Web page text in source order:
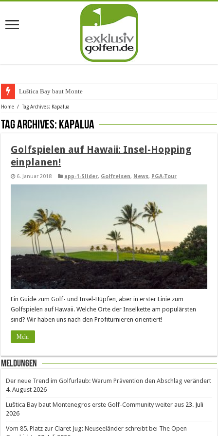
Luštica Bay baut Montenegro
Home / Tag Archives: Kapalua
Tag Archives: Kapalua
Golfspielen auf Hawaii: Insel-Hopping
einplanen!
6. Januar 2018 app-1-Slider, Golfreisen, News, PGA-Tour
Ein Guide zum Golf- und Insel-Hüpfen, aber in erster Linie zum
Golfspielen auf Hawaii. Welche Orte der Inselkette am populärsten
sind? Wir haben uns nach den Profiturnieren orientiert!
Mehr
Meldungen
Der neue Trend im Golfurlaub: Warum Prävention den Abschlag verändert
4. August 2026
Luštica Bay baut Montenegros erste Golf-Community weiter aus 23. Juli
2026
Vom 85. Platz zur Claret Jug: Neuseeländer schreibt bei The Open